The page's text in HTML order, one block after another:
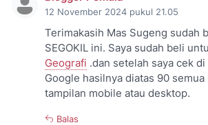
12 November 2024 pukul 21.05
Terimakasih Mas Sugeng sudah
SEGOKIL ini. Saya sudah beli
Geografi .dan setelah saya cek
Google hasilnya diatas 90
tampilan mobile atau desktop.
Balas